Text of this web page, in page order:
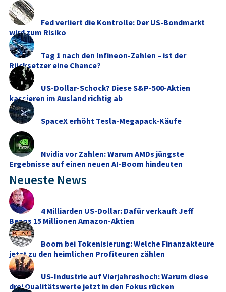
Fed verliert die Kontrolle: Der US-Bondmarkt
wird zum Risiko
Tag 1 nach den Infineon-Zahlen – ist der
Rücksetzer eine Chance?
US-Dollar-Schock? Diese S&P-500-Aktien
kassieren im Ausland richtig ab
SpaceX erhöht Tesla-Megapack-Käufe
Nvidia vor Zahlen: Warum AMDs jüngste
Ergebnisse auf einen neuen AI-Boom hindeuten
Neueste News
4 Milliarden US-Dollar: Dafür verkauft Jeff
Bezos 15 Millionen Amazon-Aktien
Boom bei Tokenisierung: Welche Finanzakteure
jetzt zu den heimlichen Profiteuren zählen
US-Industrie auf Vierjahreshoch: Warum diese
drei Qualitätswerte jetzt in den Fokus rücken